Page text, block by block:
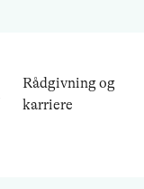
Rådgivning og
karriere